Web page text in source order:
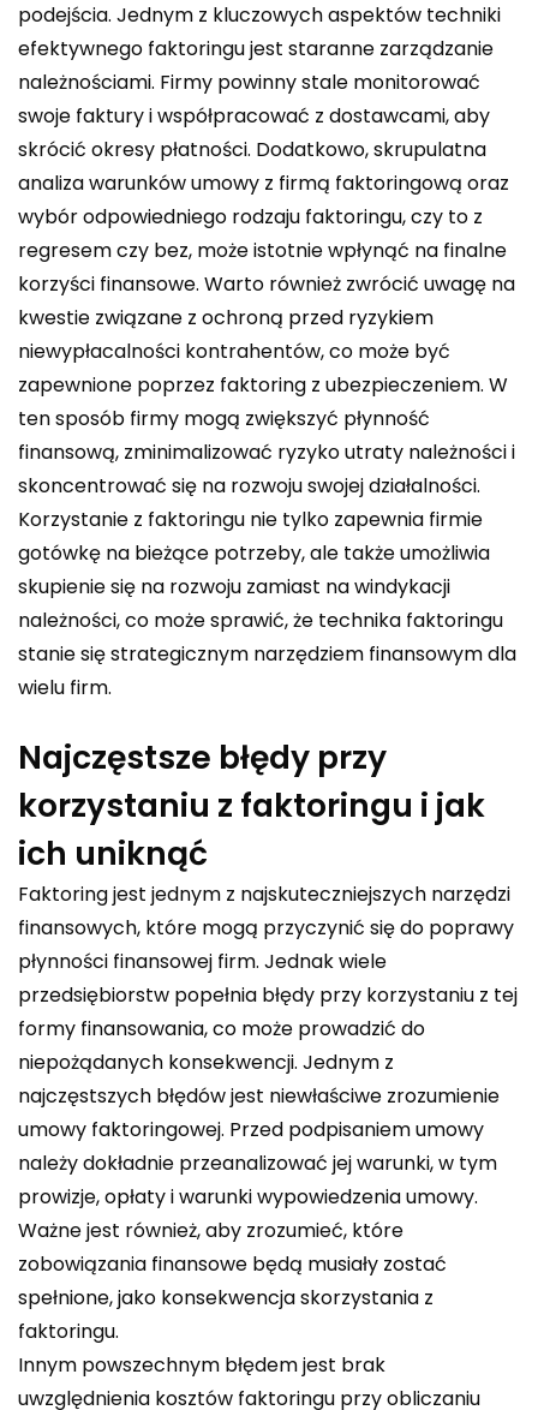
podejścia. Jednym z kluczowych aspektów techniki
efektywnego faktoringu jest staranne zarządzanie
należnościami. Firmy powinny stale monitorować
swoje faktury i współpracować z dostawcami, aby
skrócić okresy płatności. Dodatkowo, skrupulatna
analiza warunków umowy z firmą faktoringową oraz
wybór odpowiedniego rodzaju faktoringu, czy to z
regresem czy bez, może istotnie wpłynąć na finalne
korzyści finansowe. Warto również zwrócić uwagę na
kwestie związane z ochroną przed ryzykiem
niewypłacalności kontrahentów, co może być
zapewnione poprzez faktoring z ubezpieczeniem. W
ten sposób firmy mogą zwiększyć płynność
finansową, zminimalizować ryzyko utraty należności i
skoncentrować się na rozwoju swojej działalności.
Korzystanie z faktoringu nie tylko zapewnia firmie
gotówkę na bieżące potrzeby, ale także umożliwia
skupienie się na rozwoju zamiast na windykacji
należności, co może sprawić, że technika faktoringu
stanie się strategicznym narzędziem finansowym dla
wielu firm.
Najczęstsze błędy przy
korzystaniu z faktoringu i jak
ich uniknąć
Faktoring jest jednym z najskuteczniejszych narzędzi
finansowych, które mogą przyczynić się do poprawy
płynności finansowej firm. Jednak wiele
przedsiębiorstw popełnia błędy przy korzystaniu z tej
formy finansowania, co może prowadzić do
niepożądanych konsekwencji. Jednym z
najczęstszych błędów jest niewłaściwe zrozumienie
umowy faktoringowej. Przed podpisaniem umowy
należy dokładnie przeanalizować jej warunki, w tym
prowizje, opłaty i warunki wypowiedzenia umowy.
Ważne jest również, aby zrozumieć, które
zobowiązania finansowe będą musiały zostać
spełnione, jako konsekwencja skorzystania z
faktoringu.
Innym powszechnym błędem jest brak
uwzględnienia kosztów faktoringu przy obliczaniu